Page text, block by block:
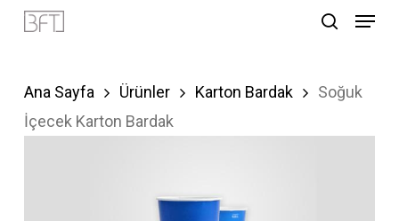
Skip
content
Menu
Ana Sayfa Ürünler Karton Bardak
Soğuk
İçecek Karton Bardak
Menu